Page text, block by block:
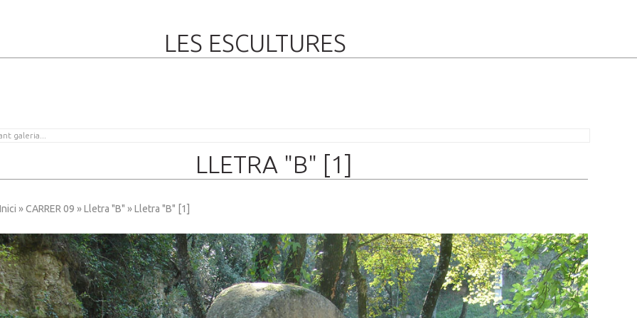
LES ESCULTURES
LLETRA "B" [1]
»CARRER 09 »Lletra "B" » Lletra "B" [1]